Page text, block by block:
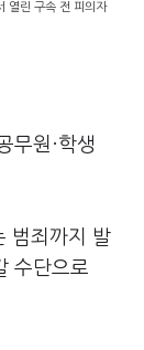
열린 구속 전 피의자
무원·학생
범죄까지 발
수단으로